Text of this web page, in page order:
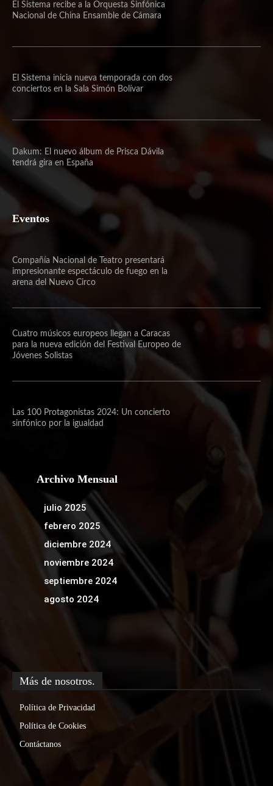
El Sistema recibe a la Orquesta Sinfónica
Nacional de China Ensamble de Cámara
El Sistema inicia nueva temporada con dos
conciertos en la Sala Simón Bolívar
Dakum: El nuevo álbum de Prisca Dávila
tendrá gira en España
Eventos
Compañía Nacional de Teatro presentará
impresionante espectáculo de fuego en la
arena del Nuevo Circo
Cuatro músicos europeos llegan a Caracas
para la nueva edición del Festival Europeo de
Jóvenes Solistas
Las 100 Protagonistas 2024: Un concierto
sinfónico por la igualdad
Archivo Mensual
julio 2025
febrero 2025
diciembre 2024
noviembre 2024
septiembre 2024
agosto 2024
Más de nosotros.
Política de Privacidad
Política de Cookies
Contáctanos